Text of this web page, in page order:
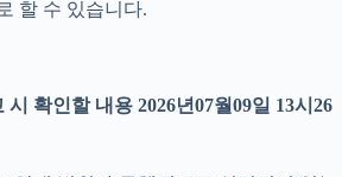
할 수 있습니다.
확인할 내용 2026년07월09일 13시26